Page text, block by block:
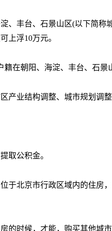
、丰台、石景山区(以下简
上浮10万元。
在朝阳、海淀、丰台、石景
业结构调整、城市规划调
取公积金。
北京市行政区域内的住房
的时候，才能，购买其他城市